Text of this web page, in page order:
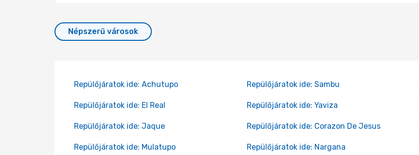
Népszerű városok
Repülőjáratok ide: Achutupo Repülőjáratok ide: Sambu
Repülőjáratok ide: El Real Repülőjáratok ide: Yaviza
Repülőjáratok ide: Jaque Repülőjáratok ide: Corazon De Jesus
Repülőjáratok ide: Mulatupo Repülőjáratok ide: Nargana